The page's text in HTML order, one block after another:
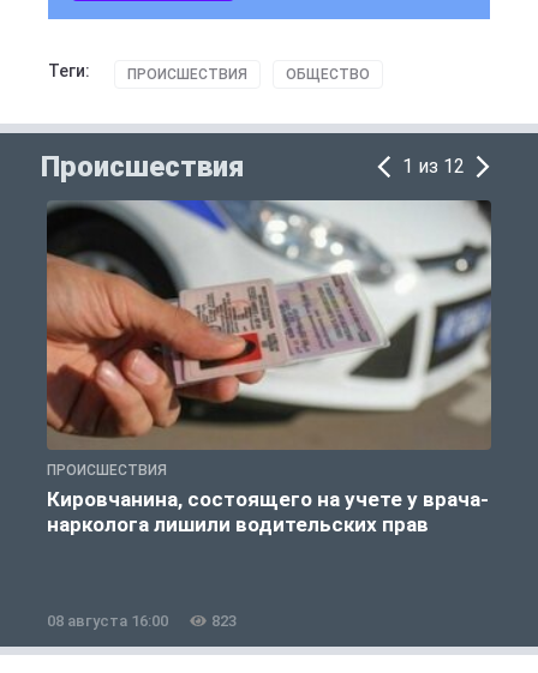
Теги: ПРОИСШЕСТВИЯ ОБЩЕСТВО
Происшествия 1 из 12
ПРОИСШЕСТВИЯ
Кировчанина, состоящего на учете у врача-
нарколога лишили водительских прав
08 августа 16:00 823